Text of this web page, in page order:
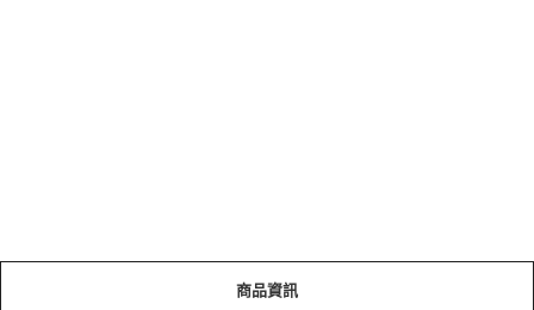
商品資訊